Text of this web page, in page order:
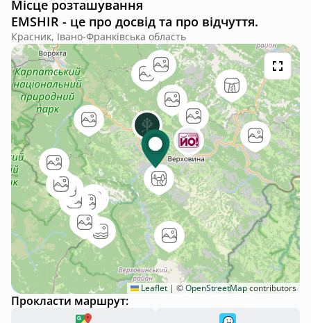
Місце розташування
EMSHIR - це про досвід та про відчуття.
Красник, Івано-Франківська область
Leaflet | ©OpenStreetMapcontributors
Прокласти маршрут: